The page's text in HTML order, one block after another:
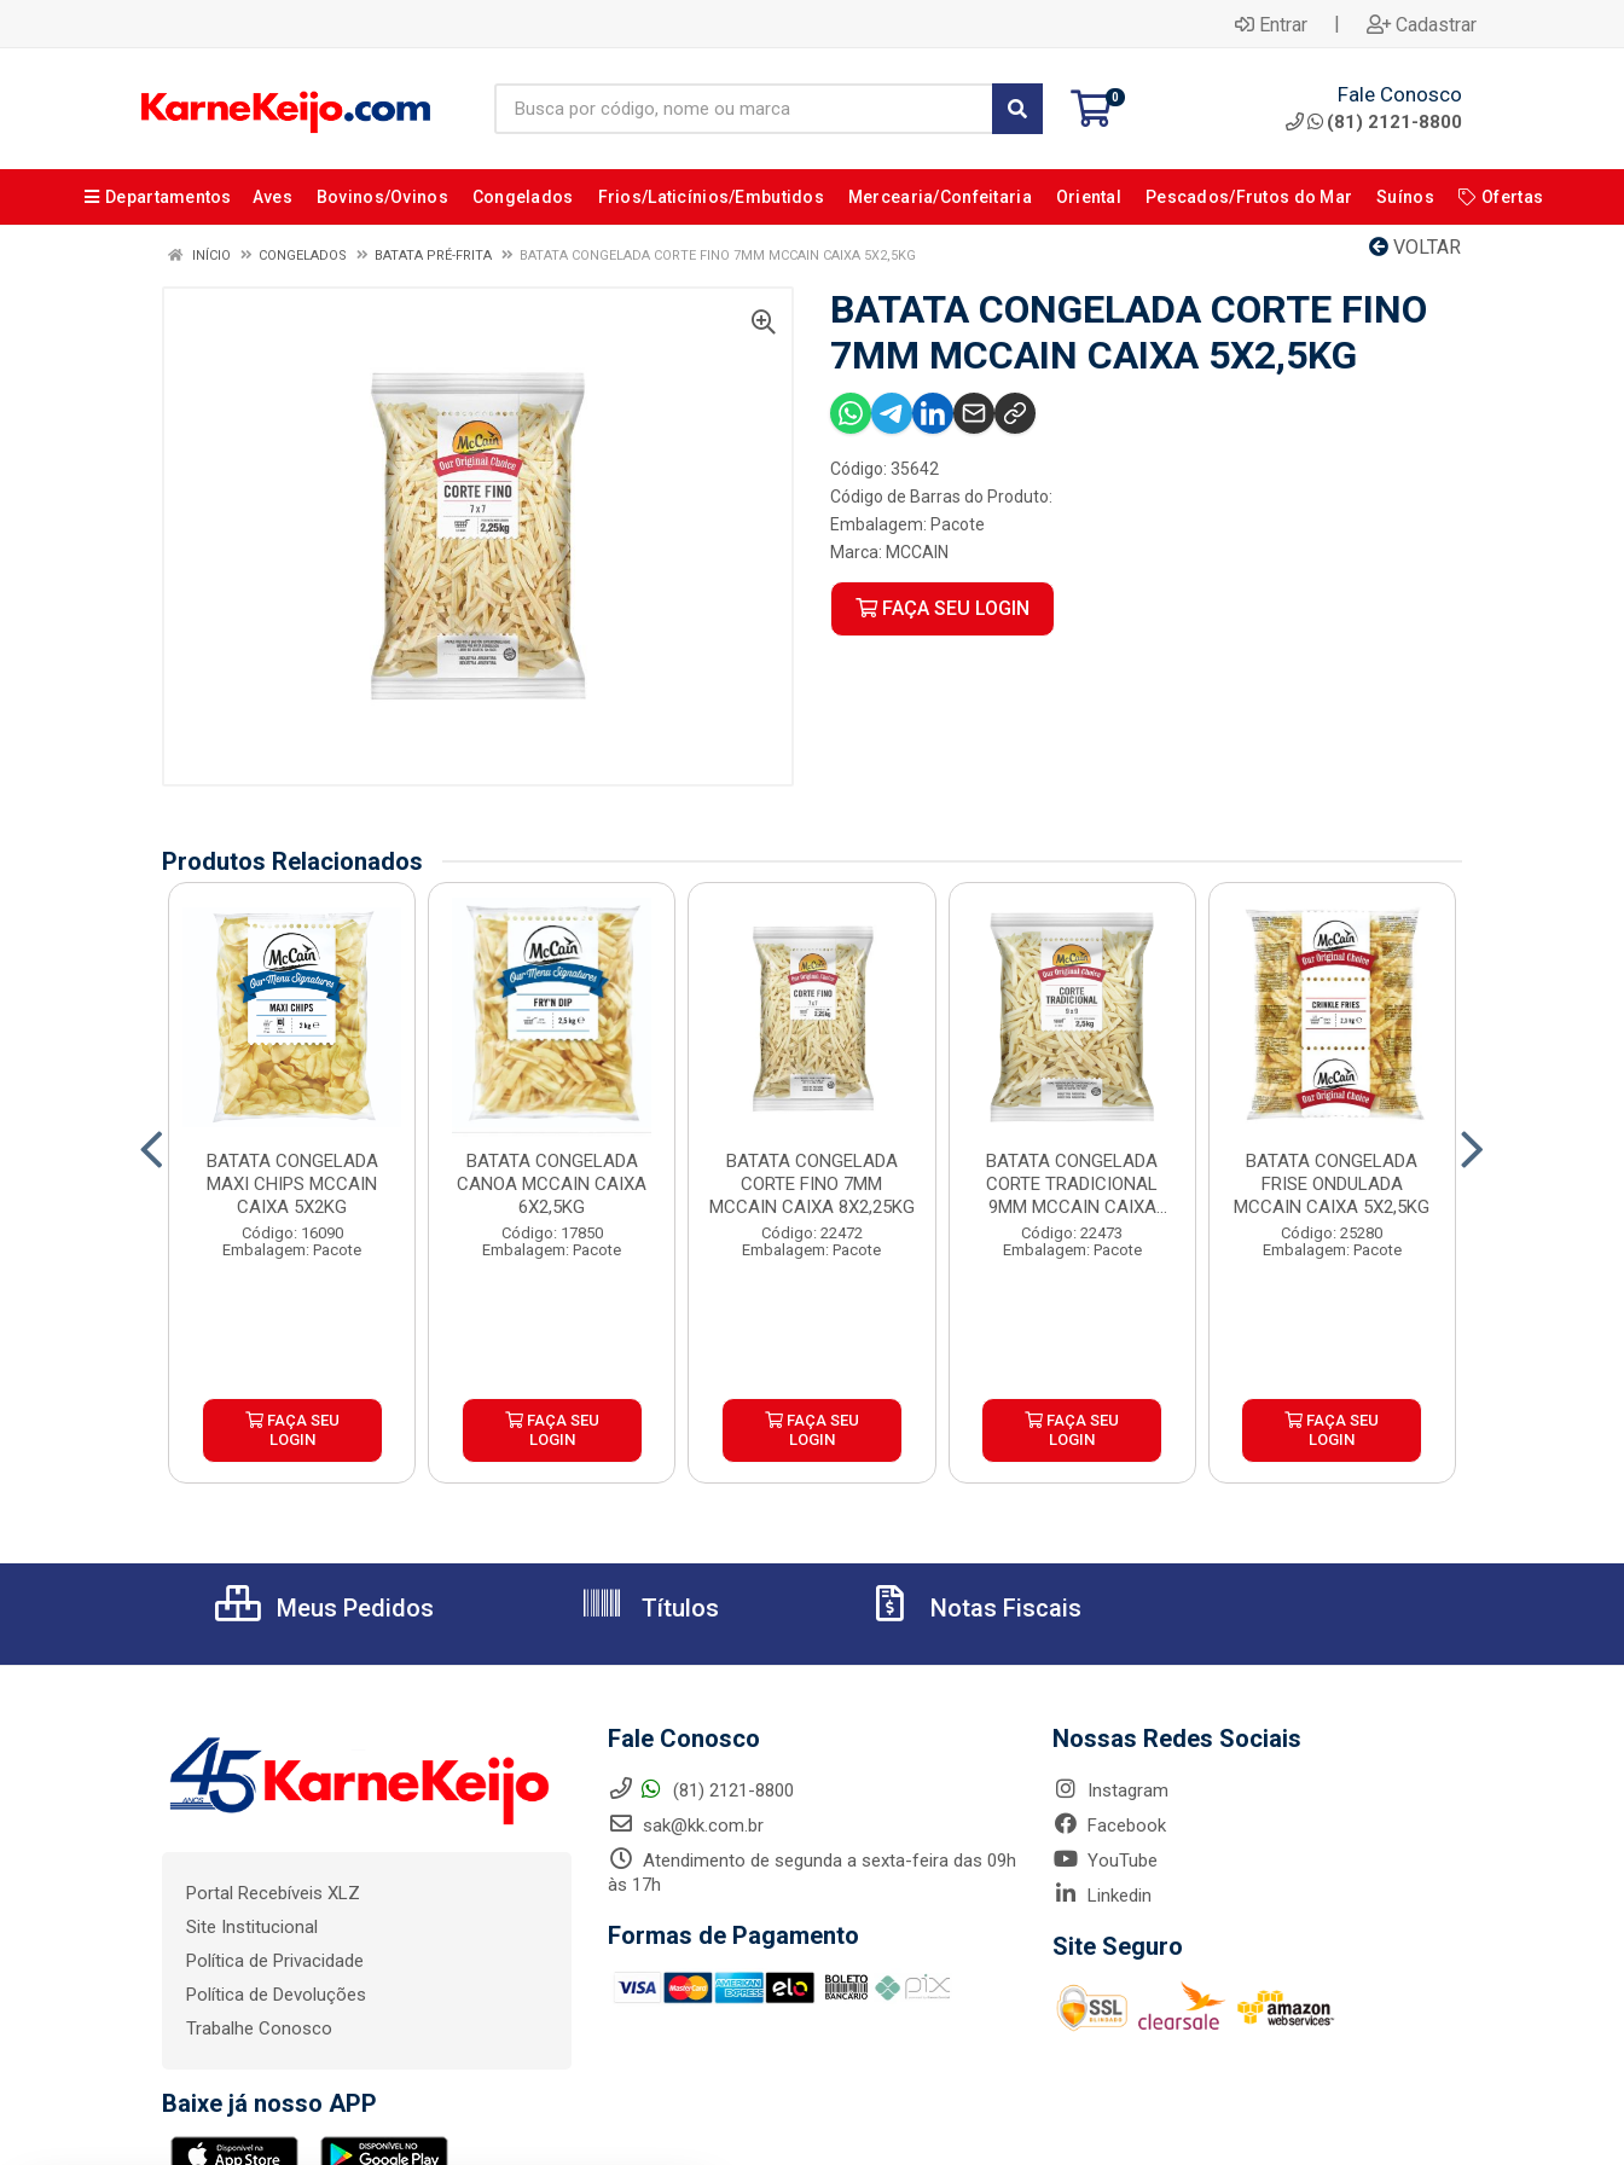
Entrar | Cadastrar
0 Fale Conosco
(81) 2121-8800
Departamentos Aves Bovinos/Ovinos Congelados Frios/Laticínios/Embutidos Mercearia/Confeitaria Oriental Pescados/Frutos do Mar Suínos Ofertas
VOLTAR
INÍCIO CONGELADOS BATATA PRÉ-FRITA BATATA CONGELADA CORTE FINO 7MM MCCAIN CAIXA 5X2,5KG
BATATA CONGELADA CORTE FINO
7MM MCCAIN CAIXA 5X2,5KG
Código: 35642
Código de Barras do Produto:
Embalagem: Pacote
Marca: MCCAIN
FAÇA SEU LOGIN
Produtos Relacionados
BATATA CONGELADA
MAXI CHIPS MCCAIN
CAIXA 5X2KG
Código: 16090
Embalagem: Pacote
FAÇA SEU
LOGIN
BATATA CONGELADA
CANOA MCCAIN CAIXA
6X2,5KG
Código: 17850
Embalagem: Pacote
FAÇA SEU
LOGIN
BATATA CONGELADA
CORTE FINO 7MM
MCCAIN CAIXA 8X2,25KG
Código: 22472
Embalagem: Pacote
FAÇA SEU
LOGIN
BATATA CONGELADA
CORTE TRADICIONAL
9MM MCCAIN CAIXA
6X2,5KG
Código: 22473
Embalagem: Pacote
FAÇA SEU
LOGIN
BATATA CONGELADA
FRISE ONDULADA
MCCAIN CAIXA 5X2,5KG
Código: 25280
Embalagem: Pacote
FAÇA SEU
LOGIN
Meus Pedidos Títulos Notas Fiscais
Portal Recebíveis XLZ
Site Institucional
Política de Privacidade
Política de Devoluções
Trabalhe Conosco
Baixe já nosso APP
Fale Conosco
(81) 2121-8800
sak@kk.com.br
Atendimento de segunda a sexta-feira das 09h
às 17h
Formas de Pagamento
Nossas Redes Sociais
Instagram
Facebook
YouTube
Linkedin
Site Seguro